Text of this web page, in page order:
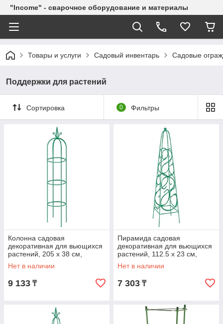
"Income" - сварочное оборудование и материалы
Товары и услуги Садовый инвентарь Садовые
Поддержки для растений
Сортировка 0 Фильтры
Колонна садовая
декоративная для вьющихся
растений, 205 х 38 см,
круглая Palisad
Нет в наличии
9 133 ₸
Пирамида садовая
декоративная для вьющихся
растений, 112.5 х 23 см,
квадратная Palisad
Нет в наличии
7 303 ₸